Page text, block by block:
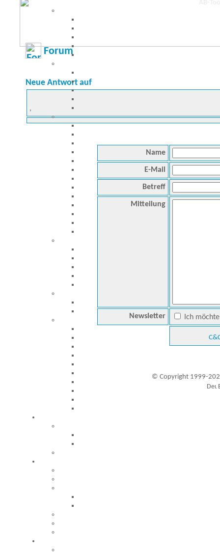
Forum
Neue Antwort auf
,
Name
E-Mail
Betreff
Mitteilung
Newsletter Ich
© Copyright 1999-
Besucher seit 20.09.1999: 19449593